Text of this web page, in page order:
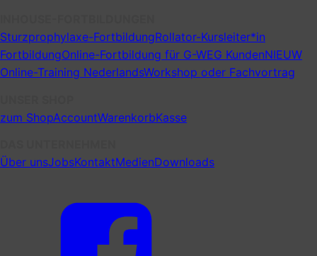
Sturzprophylaxe-FortbildungRollator-Kursleiter*in
FortbildungOnline-Fortbildung für G-WEG KundenNIEUW
Online-Training NederlandsWorkshop oder Fachvortrag
zum ShopAccountWarenkorbKasse
Über unsJobsKontaktMedienDownloads